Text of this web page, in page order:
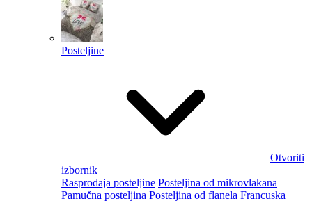
Posteljine
Otvoriti
izbornik
Rasprodaja posteljine Posteljina od mikrovlakana
Pamučna posteljina Posteljina od flanela Francuska